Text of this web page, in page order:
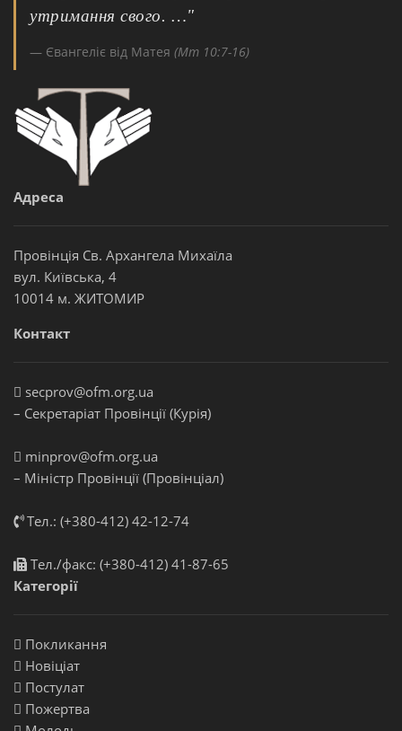
утримання свого. …"
Євангеліє від Матея (Мт 10:7-16)
Адреса
Провінція Св. Архангела Михаїла
вул. Київська, 4
10014 м. ЖИТОМИР
Контакт
secprov@ofm.org.ua
– Секретаріат Провінції (Курія)
minprov@ofm.org.ua
– Міністр Провінції (Провінціал)
Тел.: (+380-412) 42-12-74
Тел./факс: (+380-412) 41-87-65
Категорії
Покликання
Новіціат
Постулат
Пожертва